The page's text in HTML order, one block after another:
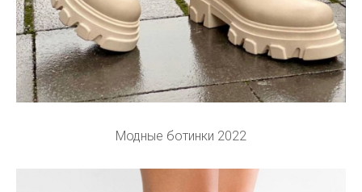
Модные ботинки 2022